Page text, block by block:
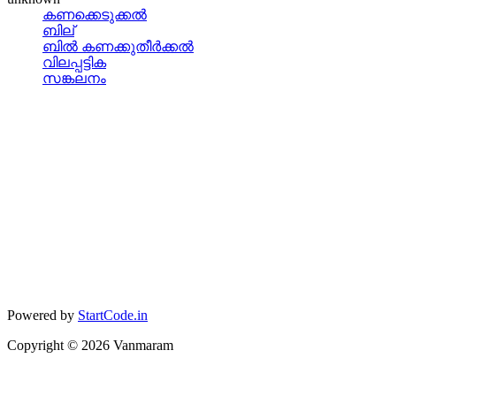
കണക്കെടുക്കല്‍
ബില്
ബില്‍ കണക്കുതീര്‍ക്കല്‍
വിലപ്പട്ടിക
സങ്കലനം
Powered by StartCode.in
Copyright © 2026 Vanmaram